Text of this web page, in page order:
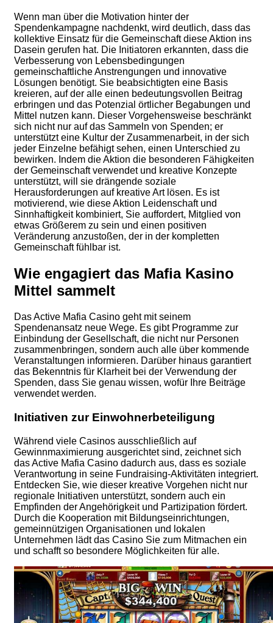
Wenn man über die Motivation hinter der
Spendenkampagne nachdenkt, wird deutlich, dass das
kollektive Einsatz für die Gemeinschaft diese Aktion ins
Dasein gerufen hat. Die Initiatoren erkannten, dass die
Verbesserung von Lebensbedingungen
gemeinschaftliche Anstrengungen und innovative
Lösungen benötigt. Sie beabsichtigten eine Basis
kreieren, auf der alle einen bedeutungsvollen Beitrag
erbringen und das Potenzial örtlicher Begabungen und
Mittel nutzen kann. Dieser Vorgehensweise beschränkt
sich nicht nur auf das Sammeln von Spenden; er
unterstützt eine Kultur der Zusammenarbeit, in der sich
jeder Einzelne befähigt sehen, einen Unterschied zu
bewirken. Indem die Aktion die besonderen Fähigkeiten
der Gemeinschaft verwendet und kreative Konzepte
unterstützt, will sie drängende soziale
Herausforderungen auf kreative Art lösen. Es ist
motivierend, wie diese Aktion Leidenschaft und
Sinnhaftigkeit kombiniert, Sie auffordert, Mitglied von
etwas Größerem zu sein und einen positiven
Veränderung anzustoßen, der in der kompletten
Gemeinschaft fühlbar ist.
Wie engagiert das Mafia Kasino
Mittel sammelt
Das Active Mafia Casino geht mit seinem
Spendenansatz neue Wege. Es gibt Programme zur
Einbindung der Gesellschaft, die nicht nur Personen
zusammenbringen, sondern auch alle über kommende
Veranstaltungen informieren. Darüber hinaus garantiert
das Bekenntnis für Klarheit bei der Verwendung der
Spenden, dass Sie genau wissen, wofür Ihre Beiträge
verwendet werden.
Initiativen zur Einwohnerbeteiligung
Während viele Casinos ausschließlich auf
Gewinnmaximierung ausgerichtet sind, zeichnet sich
das Active Mafia Casino dadurch aus, dass es soziale
Verantwortung in seine Fundraising-Aktivitäten integriert.
Entdecken Sie, wie dieser kreative Vorgehen nicht nur
regionale Initiativen unterstützt, sondern auch ein
Empfinden der Angehörigkeit und Partizipation fördert.
Durch die Kooperation mit Bildungseinrichtungen,
gemeinnützigen Organisationen und lokalen
Unternehmen lädt das Casino Sie zum Mitmachen ein
und schafft so besondere Möglichkeiten für alle.